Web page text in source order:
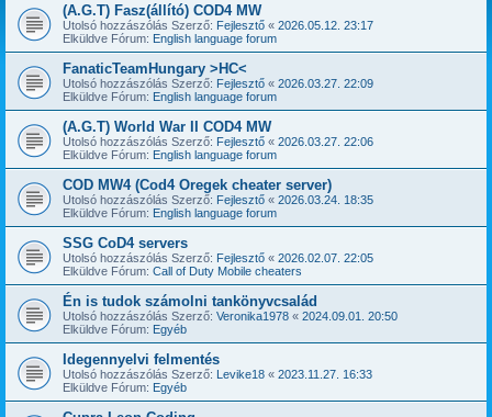
(A.G.T) Fasz(állító) COD4 MW
Utolsó hozzászólás Szerző: Fejlesztő « 2026.05.12. 23:17
Elküldve Fórum: English language forum
FanaticTeamHungary >HC<
Utolsó hozzászólás Szerző: Fejlesztő « 2026.03.27. 22:09
Elküldve Fórum: English language forum
(A.G.T) World War II COD4 MW
Utolsó hozzászólás Szerző: Fejlesztő « 2026.03.27. 22:06
Elküldve Fórum: English language forum
COD MW4 (Cod4 Oregek cheater server)
Utolsó hozzászólás Szerző: Fejlesztő « 2026.03.24. 18:35
Elküldve Fórum: English language forum
SSG CoD4 servers
Utolsó hozzászólás Szerző: Fejlesztő « 2026.02.07. 22:05
Elküldve Fórum: Call of Duty Mobile cheaters
Én is tudok számolni tankönyvcsalád
Utolsó hozzászólás Szerző: Veronika1978 « 2024.09.01. 20:50
Elküldve Fórum: Egyéb
Idegennyelvi felmentés
Utolsó hozzászólás Szerző: Levike18 « 2023.11.27. 16:33
Elküldve Fórum: Egyéb